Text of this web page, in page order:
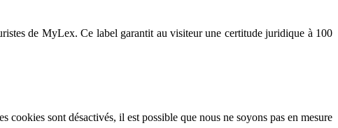
de MyLex. Ce label garantit au visiteur une certitude juridique à 100
sont désactivés, il est possible que nous ne soyons pas en mesure